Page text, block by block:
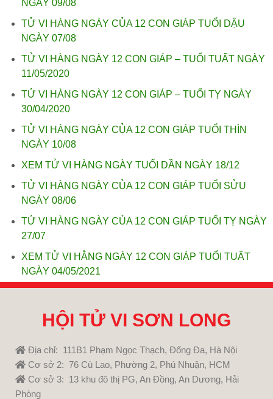
NGÀY 09/08
TỬ VI HÀNG NGÀY CỦA 12 CON GIÁP TUỔI DẬU
NGÀY 07/08
TỬ VI HÀNG NGÀY 12 CON GIÁP – TUỔI TUẤT NGÀY
11/05/2020
TỬ VI HÀNG NGÀY 12 CON GIÁP – TUỔI TỴ NGÀY
30/04/2020
TỬ VI HÀNG NGÀY CỦA 12 CON GIÁP TUỔI THÌN
NGÀY 10/08
XEM TỬ VI HÀNG NGÀY TUỔI DẦN NGÀY 18/12
TỬ VI HÀNG NGÀY CỦA 12 CON GIÁP TUỔI SỬU
NGÀY 08/06
TỬ VI HÀNG NGÀY CỦA 12 CON GIÁP TUỔI TỴ NGÀY
27/07
XEM TỬ VI HẰNG NGÀY 12 CON GIÁP TUỔI TUẤT
NGÀY 04/05/2021
HỘI TỬ VI SƠN LONG
Địa chỉ: 111B1 Phạm Ngọc Thạch, Đống Đa, Hà Nội
Cơ sở 2: 76 Cù Lao, Phường 2, Phú Nhuận, HCM
Cơ sở 3: 13 khu đô thị PG, An Đồng, An Dương, Hải
Phòng